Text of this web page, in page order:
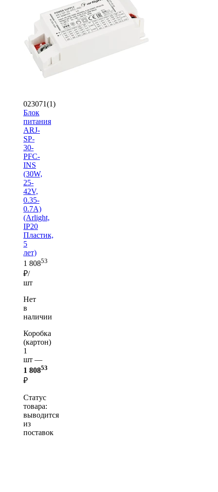
023071(1)
Блок
питания
ARJ-
SP-
30-
PFC-
INS
(30W,
25-
42V,
0.35-
0.7A)
(Arlight,
IP20
Пластик,
5
лет)
1 80853
₽/
шт
Нет
в
наличии
Коробка
(картон)
1
шт —
1 80853
₽
Статус
товара:
выводится
из
поставок